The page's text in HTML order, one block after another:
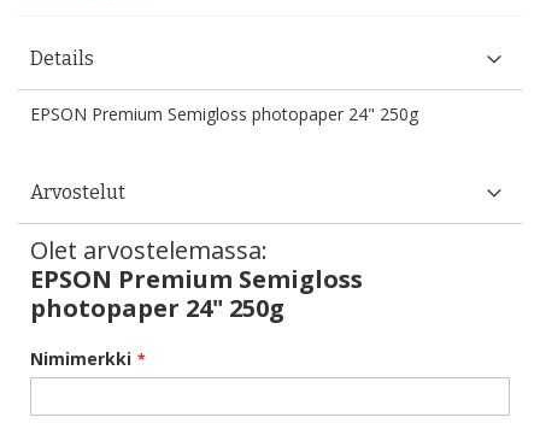
Details
EPSON Premium Semigloss photopaper 24" 250g
Arvostelut
Olet arvostelemassa:
EPSON Premium Semigloss
photopaper 24" 250g
Nimimerkki